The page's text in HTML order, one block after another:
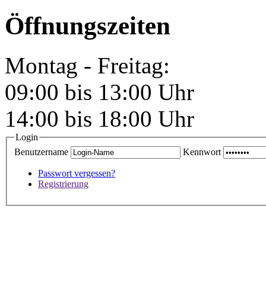
Öffnungszeiten
Montag - Freitag:
09:00 bis 13:00 Uhr
14:00 bis 18:00 Uhr
Login
Benutzername
Kennwort
Passwort vergessen?
Registrierung